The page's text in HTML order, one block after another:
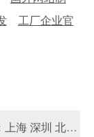
工厂企业官
上海 深圳 北京